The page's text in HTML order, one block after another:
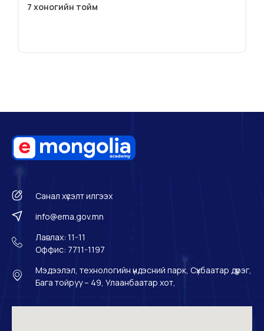
7 хоногийн тойм
Санал хүсэлт илгээх
info@ema.gov.mn
Лавлах: 11-11
Оффис: 7711-1197
Мэдээлэл, технологийн үндэсний парк, Сүхбаатар дүүрэг,
Бага тойруу – 49, Улаанбаатар хот,